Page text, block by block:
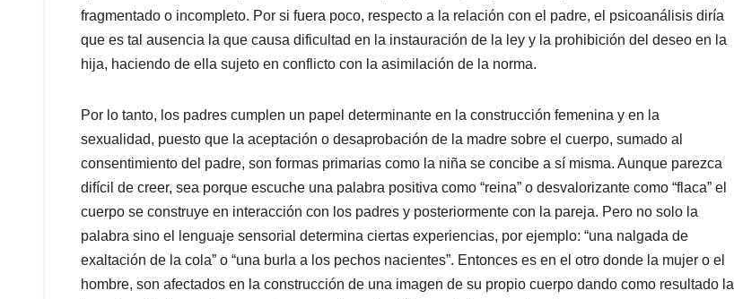
fragmentado o incompleto. Por si fuera poco, respecto a la relación con el padre, el psicoanálisis diría
que es tal ausencia la que causa dificultad en la instauración de la ley y la prohibición del deseo en la
hija, haciendo de ella sujeto en conflicto con la asimilación de la norma.
Por lo tanto, los padres cumplen un papel determinante en la construcción femenina y en la
sexualidad, puesto que la aceptación o desaprobación de la madre sobre el cuerpo, sumado al
consentimiento del padre, son formas primarias como la niña se concibe a sí misma. Aunque parezca
difícil de creer, sea porque escuche una palabra positiva como “reina” o desvalorizante como “flaca” el
cuerpo se construye en interacción con los padres y posteriormente con la pareja. Pero no solo la
palabra sino el lenguaje sensorial determina ciertas experiencias, por ejemplo: “una nalgada de
exaltación de la cola” o “una burla a los pechos nacientes”. Entonces es en el otro donde la mujer o el
hombre, son afectados en la construcción de una imagen de su propio cuerpo dando como resultado la